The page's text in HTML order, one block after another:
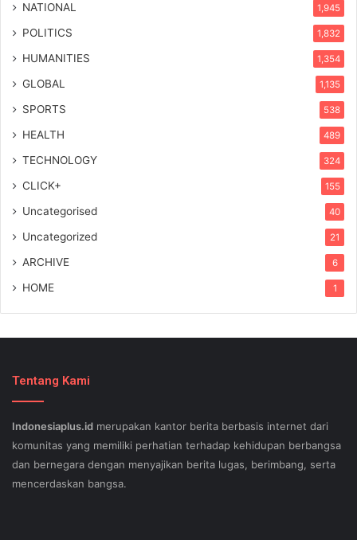
NATIONAL 1,945
POLITICS 1,832
HUMANITIES 1,354
GLOBAL 1,135
SPORTS 538
HEALTH 489
TECHNOLOGY 324
CLICK+ 155
Uncategorised 40
Uncategorized 21
ARCHIVE 6
HOME 1
Tentang Kami
Indonesiaplus.id merupakan kantor berita berbasis internet dari
komunitas yang memiliki perhatian terhadap kehidupan berbangsa
dan bernegara dengan menyajikan berita lugas, berimbang, serta
mencerdaskan bangsa.